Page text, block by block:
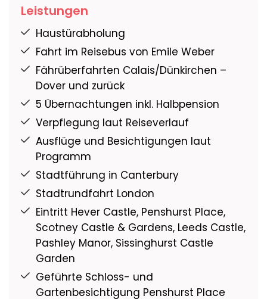
Leistungen
Haustürabholung
Fahrt im Reisebus von Emile Weber
Fährüberfahrten Calais/Dünkirchen –
Dover und zurück
5 Übernachtungen inkl. Halbpension
Verpflegung laut Reiseverlauf
Ausflüge und Besichtigungen laut
Programm
Stadtführung in Canterbury
Stadtrundfahrt London
Eintritt Hever Castle, Penshurst Place,
Scotney Castle & Gardens, Leeds Castle,
Pashley Manor, Sissinghurst Castle
Garden
Geführte Schloss- und
Gartenbesichtigung Penshurst Place